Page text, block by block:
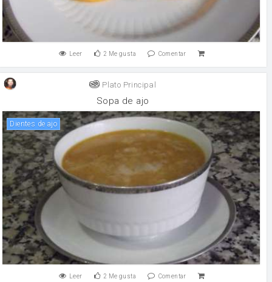
Leer 2 Me gusta Comentar
Plato Principal
Sopa de ajo
Dientes de ajo
Leer 2 Me gusta Comentar